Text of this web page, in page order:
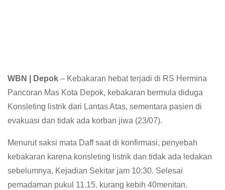
WBN | Depok – Kebakaran hebat terjadi di RS Hermina
Pancoran Mas Kota Depok, kebakaran bermula diduga
Konsleting listrik dari Lantas Atas, sementara pasien di
evakuasi dan tidak ada korban jiwa (23/07).
Menurut saksi mata Daff saat di konfirmasi, penyebah
kebakaran karena konsleting listrik dan tidak ada ledakan
sebelumnya, Kejadian Sekitar jam 10:30. Selesai
pemadaman pukul 11.15. kurang kebih 40menitan.